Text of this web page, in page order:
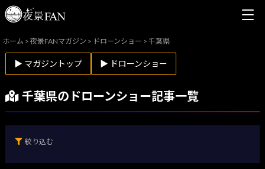
ホーム >夜景FANマガジン > ドローンショー >千葉県
▶ マガジントップ ▶ ドローンショー
千葉県のドローンショー記事一覧
絞り込む